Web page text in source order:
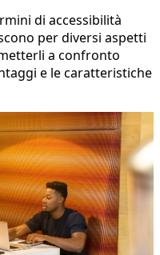
di accessibilità
per diversi aspetti
a confronto
e le caratteristiche